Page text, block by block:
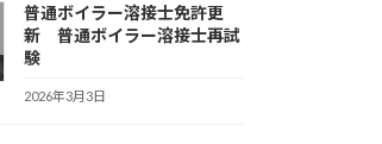
普通ボイラー溶接士免許更
新 普通ボイラー溶接士再試
験
2026年3月3日